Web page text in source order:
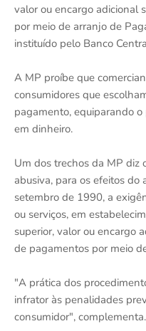
valor ou encargo adicional
por meio de arranjo de
instituído pelo Banco
A MP proíbe que
consumidores que
pagamento, equiparando
em dinheiro.
Um dos trechos da MP diz
abusiva, para os efeitos do
setembro de 1990, a
ou serviços, em
superior, valor ou encargo
de pagamentos por meio
"A prática dos
infrator às penalidades
consumidor", complementa.